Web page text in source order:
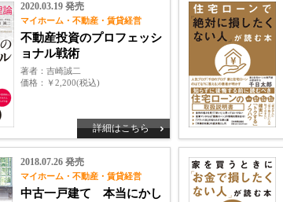
2020.03.19 発売
マイホーム・不動産・賃貸経営
不動産投資のプロフェッシ
ョナル戦術
著者
吉崎誠二
価格
￥2,200(税込)
詳細はこちら
2018.07.26 発売
マイホーム・不動産・賃貸経営
中古一戸建て 本当にかし